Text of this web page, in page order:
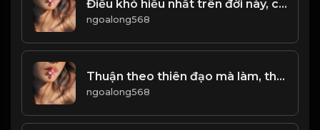
Điều khó hiểu nhất trên đời này, chính là Lường Người! Đạo
ngoalong568
Thuận theo thiên đạo mà làm, thì bình an khỏe mạnh. Làm trái ngược với thiên đường sẽ được đưa ra tai họa! Đạo
ngoalong568